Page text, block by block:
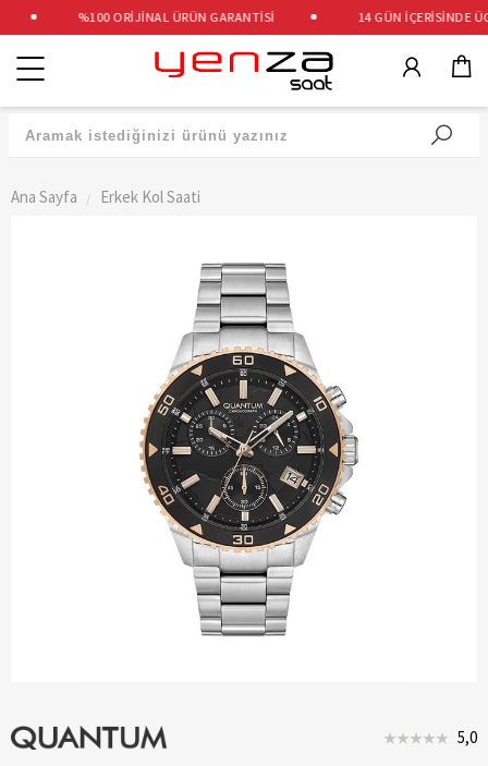
%100 ORİJİNAL ÜRÜN GARANTİSİ 14 GÜN İÇERİSİNDE
Kategoriler
Ana Sayfa Erkek Kol Saati
5,0